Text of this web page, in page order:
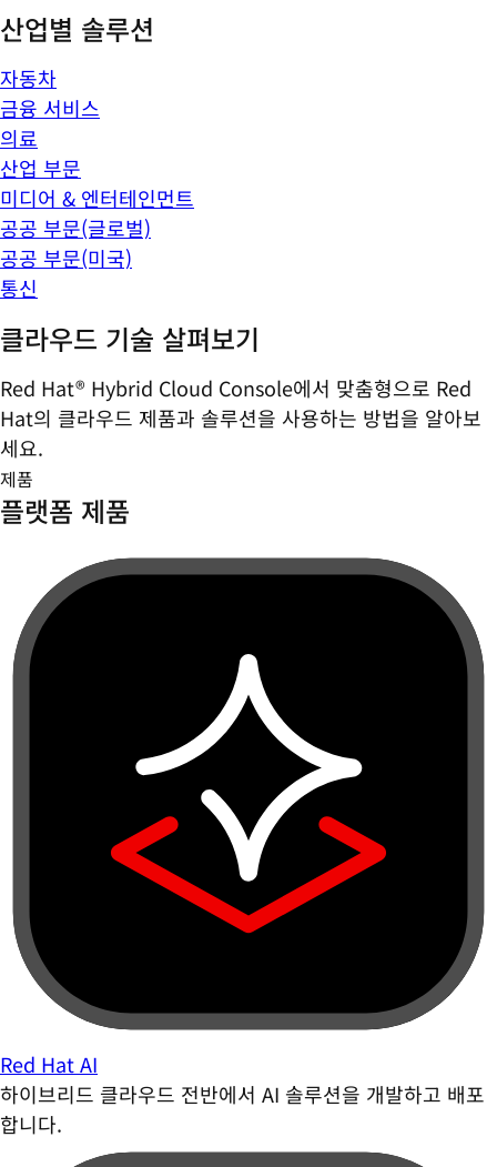
산업별 솔루션
자동차
금융 서비스
의료
산업 부문
미디어 & 엔터테인먼트
공공 부문(글로벌)
공공 부문(미국)
통신
클라우드 기술 살펴보기
Red Hat® Hybrid Cloud Console에서 맞춤형으로 Red
Hat의 클라우드 제품과 솔루션을 사용하는 방법을 알아보
세요.
제품
플랫폼 제품
Red Hat AI
하이브리드 클라우드 전반에서 AI 솔루션을 개발하고 배포
합니다.